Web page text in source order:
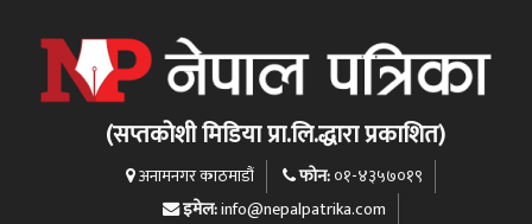
(सप्तकोशी मिडिया प्रा.लि.द्धारा प्रकाशित)
अनामनगर काठमाडौं फोन:०१-४३५७०१९
इमेल:info@nepalpatrika.com